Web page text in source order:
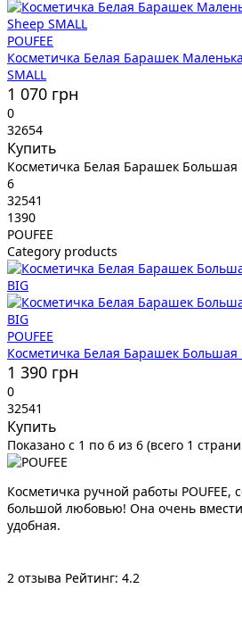
POUFEE
Косметичка Белая Барашек
SMALL
1 070 грн
0
32654
Купить
Косметичка Белая Барашек Большая
6
32541
1390
POUFEE
Category products
POUFEE
Косметичка Белая Барашек Большая
1 390 грн
0
32541
Купить
Показано с 1 по 6 из 6 (всего 1
Косметичка ручной работы POUFEE,
большой любовью! Она очень
удобная.
2 отзыва Рейтинг: 4.2